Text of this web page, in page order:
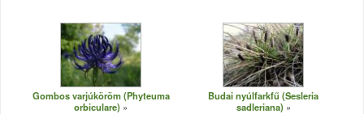
Gombos varjúköröm (Phyteuma
orbiculare)
Budai nyúlfarkfű (Sesleria
sadleriana)